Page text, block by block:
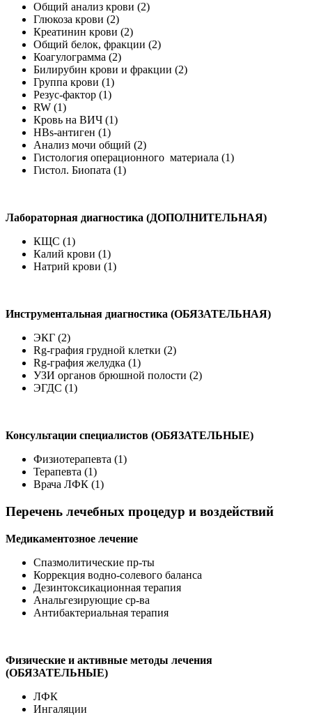
Общий анализ крови (2)
Глюкоза крови (2)
Креатинин крови (2)
Общий белок, фракции (2)
Коагулограмма (2)
Билирубин крови и фракции (2)
Группа крови (1)
Резус-фактор (1)
RW (1)
Кровь на ВИЧ (1)
HBs-антиген (1)
Анализ мочи общий (2)
Гистология операционного материала (1)
Гистол. Биопата (1)
Лабораторная диагностика (ДОПОЛНИТЕЛЬНАЯ)
КЩС (1)
Калий крови (1)
Натрий крови (1)
Инструментальная диагностика (ОБЯЗАТЕЛЬНАЯ)
ЭКГ (2)
Rg-графия грудной клетки (2)
Rg-графия желудка (1)
УЗИ органов брюшной полости (2)
ЭГДС (1)
Консультации специалистов (ОБЯЗАТЕЛЬНЫЕ)
Физиотерапевта (1)
Терапевта (1)
Врача ЛФК (1)
Перечень лечебных процедур и воздействий
Медикаментозное лечение
Спазмолитические пр-ты
Коррекция водно-солевого баланса
Дезинтоксикационная терапия
Анальгезирующие ср-ва
Антибактериальная терапия
Физические и активные методы лечения
(ОБЯЗАТЕЛЬНЫЕ)
ЛФК
Ингаляции